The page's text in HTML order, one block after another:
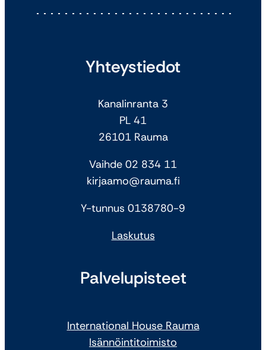
Yhteystiedot
Kanalinranta 3
PL 41
26101 Rauma
Vaihde 02 834 11
kirjaamo@rauma.fi
Y-tunnus 0138780-9
Laskutus
Palvelupisteet
International House Rauma
Isännöintitoimisto